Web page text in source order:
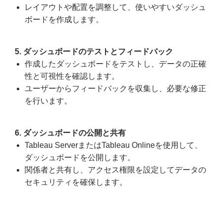
レイアウトや配置を調整して、使いやすいダッシュ
ボードを作成します。
5. ダッシュボードのテストとフィードバック
作成したダッシュボードをテストし、データの正確
性と可視性を確認します。
ユーザーからフィードバックを収集し、必要な修正
を行います。
6. ダッシュボードの公開と共有
Tableau ServerまたはTableau Onlineを使用して、
ダッシュボードを公開します。
関係者と共有し、アクセス権限を設定してデータの
セキュリティを確保します。